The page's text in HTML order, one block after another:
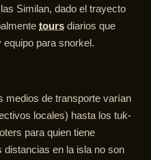
Similan, dado el trayecto
tours diarios que
para snorkel.
medios de transporte varían
locales) hasta los tuk-
para quien tiene
en la isla no son